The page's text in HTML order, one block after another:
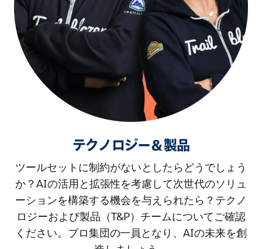
テクノロジー＆製品
ツールセットに制約がないとしたらどうでしょう
か？AIの活用と拡張性を考慮して次世代のソリュ
ーションを構築する機会を与えられたら？テクノ
ロジーおよび製品（T&P）チームについてご確認
ください。プロ集団の一員となり、AIの未来を創